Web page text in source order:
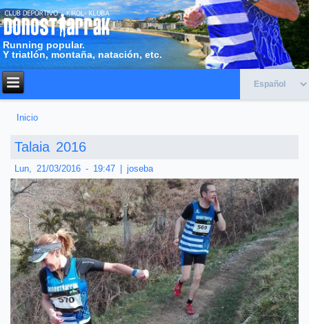
Running popular.
Y triatlón, montaña, natación, etc.
Inicio
Talaia 2016
Lun, 21/03/2016 - 19:47| joseba